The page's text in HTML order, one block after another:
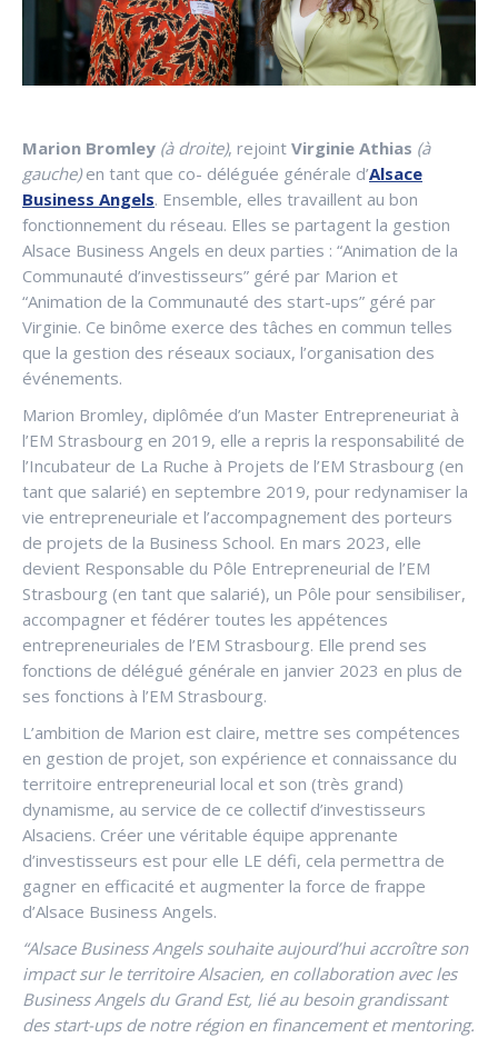
Marion Bromley (à droite), rejoint Virginie Athias (à
gauche)en tant que co- déléguée générale d’Alsace
Business Angels. Ensemble, elles travaillent au bon
fonctionnement du réseau. Elles se partagent la gestion
Alsace Business Angels en deux parties : “Animation de la
Communauté d’investisseurs” géré par Marion et
“Animation de la Communauté des start-ups” géré par
Virginie. Ce binôme exerce des tâches en commun telles
que la gestion des réseaux sociaux, l’organisation des
événements.
Marion Bromley, diplômée d’un Master Entrepreneuriat à
l’EM Strasbourg en 2019, elle a repris la responsabilité de
l’Incubateur de La Ruche à Projets de l’EM Strasbourg (en
tant que salarié) en septembre 2019, pour redynamiser la
vie entrepreneuriale et l’accompagnement des porteurs
de projets de la Business School. En mars 2023, elle
devient Responsable du Pôle Entrepreneurial de l’EM
Strasbourg (en tant que salarié), un Pôle pour sensibiliser,
accompagner et fédérer toutes les appétences
entrepreneuriales de l’EM Strasbourg. Elle prend ses
fonctions de délégué générale en janvier 2023 en plus de
ses fonctions à l’EM Strasbourg.
L’ambition de Marion est claire, mettre ses compétences
en gestion de projet, son expérience et connaissance du
territoire entrepreneurial local et son (très grand)
dynamisme, au service de ce collectif d’investisseurs
Alsaciens. Créer une véritable équipe apprenante
d’investisseurs est pour elle LE défi, cela permettra de
gagner en efficacité et augmenter la force de frappe
d’Alsace Business Angels.
“Alsace Business Angels souhaite aujourd’hui accroître son
impact sur le territoire Alsacien, en collaboration avec les
Business Angels du Grand Est, lié au besoin grandissant
des start-ups de notre région en financement et mentoring.